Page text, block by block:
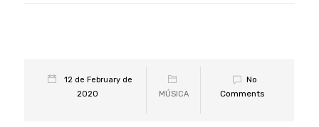
12 de February de
2020
MÚSICA
No
Comments